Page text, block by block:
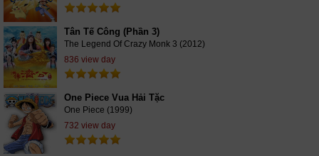
Tân Tế Công (Phần 3)
The Legend Of Crazy Monk 3 (2012)
836 view day
One Piece Vua Hải Tặc
One Piece (1999)
732 view day